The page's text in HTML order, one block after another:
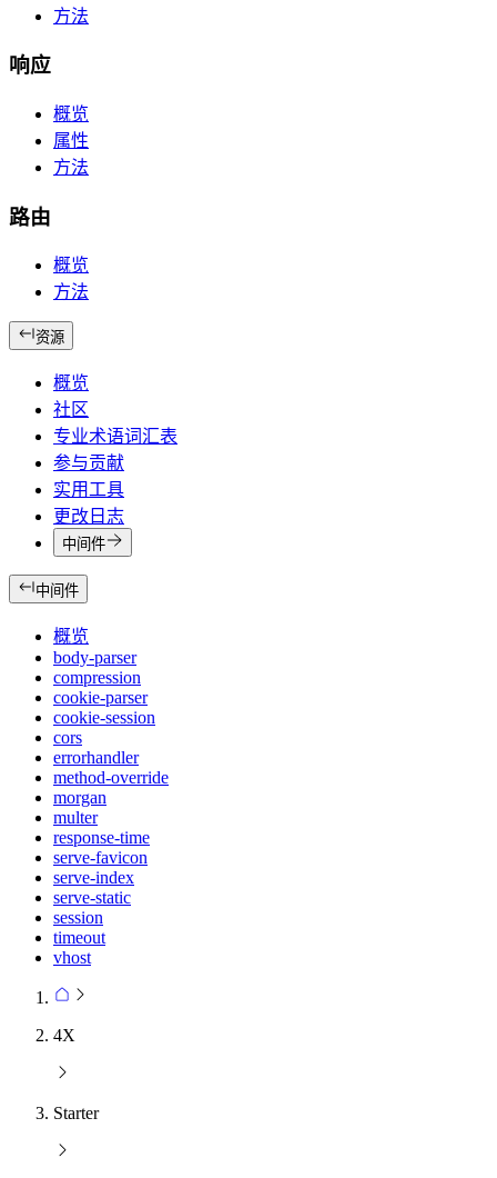
方法
响应
概览
属性
方法
路由
概览
方法
资源
概览
社区
专业术语词汇表
参与贡献
实用工具
更改日志
中间件
中间件
概览
body-parser
compression
cookie-parser
cookie-session
cors
errorhandler
method-override
morgan
multer
response-time
serve-favicon
serve-index
serve-static
session
timeout
vhost
4X
Starter